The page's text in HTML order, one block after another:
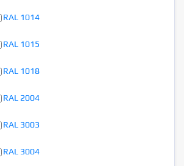
RAL 1014
RAL 1015
RAL 1018
RAL 2004
RAL 3003
RAL 3004